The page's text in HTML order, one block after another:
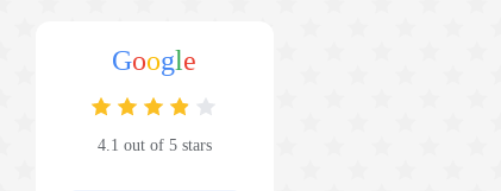
Google
4.1 out of 5 stars